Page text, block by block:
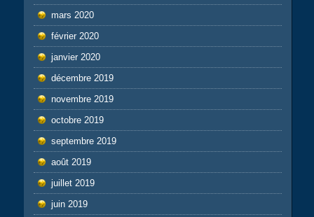
mars 2020
février 2020
janvier 2020
décembre 2019
novembre 2019
octobre 2019
septembre 2019
août 2019
juillet 2019
juin 2019